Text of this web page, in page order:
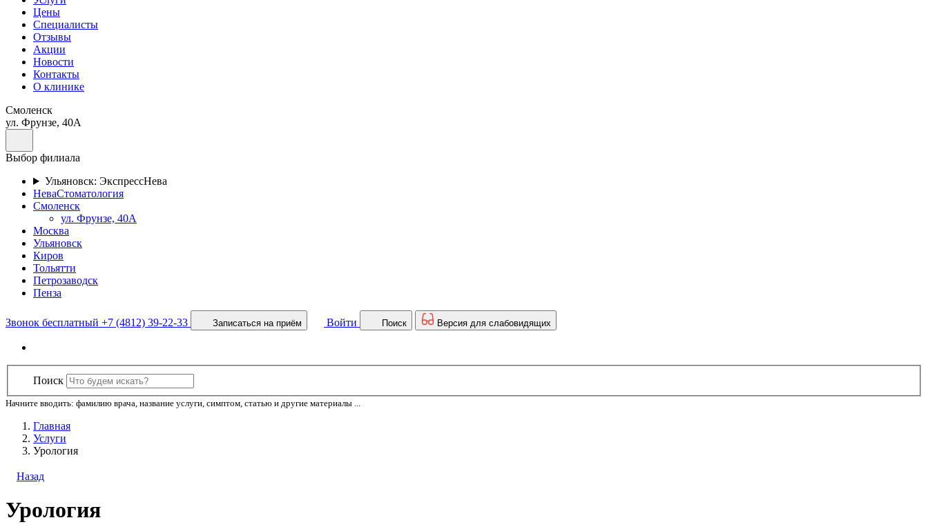
Цены
Специалисты
Отзывы
Акции
Новости
Контакты
О клинике
Смоленск
ул. Фрунзе, 40А
Выбор филиала
Ульяновск: ЭкспрессНева
НеваСтоматология
Смоленск
ул. Фрунзе, 40А
Москва
Ульяновск
Киров
Тольятти
Петрозаводск
Пенза
Звонок бесплатный +7 (4812) 39-22-33 Записаться на приём Войти Поиск Версия для слабовидящих
Поиск
Начните вводить: фамилию врача, название услуги, симптом, статью и другие материалы ...
Главная
Услуги
Урология
Назад
Урология